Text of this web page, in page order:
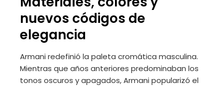
nuevos códigos de
elegancia
Armani redefinió la paleta cromática masculina.
Mientras que años anteriores predominaban los
tonos oscuros y apagados, Armani popularizó el